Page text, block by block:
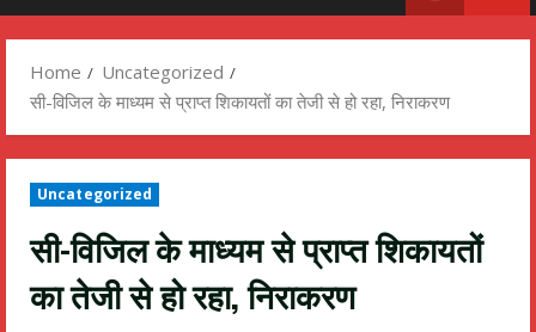
Home
Uncategorized
सी-विजिल के माध्यम से प्राप्त शिकायतों का तेजी से हो रहा, निराकरण
Uncategorized
सी-विजिल के माध्यम से प्राप्त शिकायतों
का तेजी से हो रहा, निराकरण